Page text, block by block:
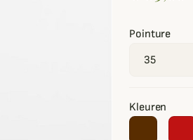
Pointure
Kleuren